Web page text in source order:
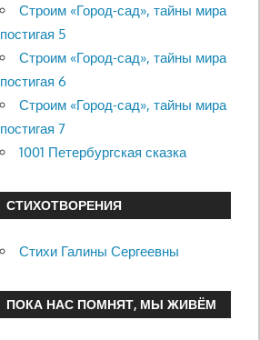
Строим «Город-сад», тайны мира
постигая 5
Строим «Город-сад», тайны мира
постигая 6
Строим «Город-сад», тайны мира
постигая 7
1001 Петербургская сказка
СТИХОТВОРЕНИЯ
Стихи Галины Сергеевны
ПОКА НАС ПОМНЯТ, МЫ ЖИВЁМ